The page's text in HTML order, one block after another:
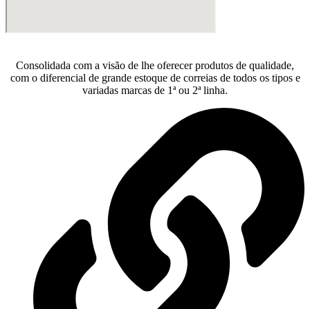
Consolidada com a visão de lhe oferecer produtos de qualidade,
com o diferencial de grande estoque de correias de todos os tipos e
variadas marcas de 1ª ou 2ª linha.